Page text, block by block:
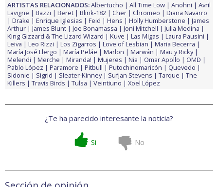
ARTISTAS RELACIONADOS:Albertucho All Time Low Anohni
Avril
Lavigne
Bazzi Beret Blink-182 Cher Chromeo
Diana Navarro
Drake
Enrique Iglesias Feid Hens Holly Humberstone
James
Arthur
James Blunt Joe Bonamassa Joni Mitchell
Julia Medina
King Gizzard & The Lizard Wizard
Kuve Las Migas
Laura Pausini
Leiva
Leo Rizzi Los Zigarros Love of Lesbian
Maria Becerra
María José Llergo
María Peláe Marlon Marwán
Mau y Ricky
Melendi
Merche Miranda! Mujeres Nia Omar Apollo
OMD
Pablo López
Paramore Pitbull Putochinomaricón
Quevedo
Sidonie
Sigrid Sleater-Kinney Sufjan Stevens Tarque
The
Killers
Travis Birds Tulsa Veintiuno Xoel López
¿Te ha parecido interesante la noticia?
Si No